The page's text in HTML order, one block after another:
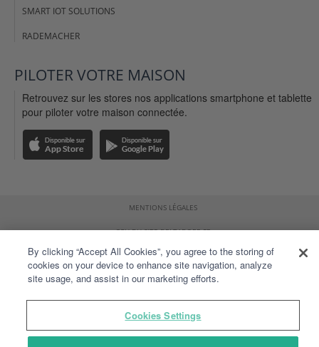
SMART IOT SOLUTIONS
RADEMACHER
PILOTER VOTRE MAISON
Retrouvez sur les stores nos applications smartphone et tablette
pour piloter votre maison connectée.
MENTIONS LÉGALES
CGU DU SITE DELTADORE.FR
CGU DE L'APPLICATION TYDOM
DONNÉES PERSONNELLES
PLAN DU SITE
By clicking “Accept All Cookies”, you agree to the storing of
cookies on your device to enhance site navigation, analyze
site usage, and assist in our marketing efforts.
Cookies Settings